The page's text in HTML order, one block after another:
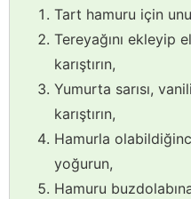
Tart hamuru için
Tereyağını ekleyip
karıştırın,
Yumurta sarısı,
karıştırın,
Hamurla
yoğurun,
Hamuru